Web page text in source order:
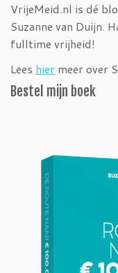
VrijeMeid.nl is dé
Suzanne van Duijn.
fulltime vrijheid!
Lees hier meer over
Bestel mijn boek